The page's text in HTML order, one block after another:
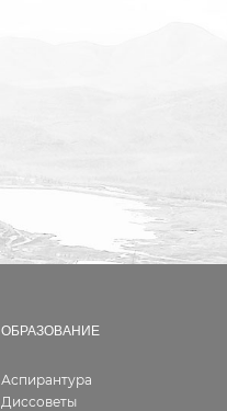
ОБРАЗОВАНИЕ
Аспирантура
Диссоветы